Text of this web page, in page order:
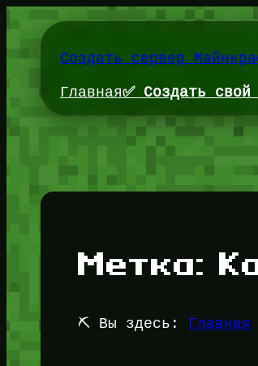
содержимомуСоздать сервер
Главная✅ Создать
Метка:
⛏️ Вы здесь: Главная